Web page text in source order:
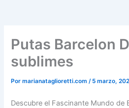
Putas Barcelon
sublimes
Pormarianataglioretti.com/ 5 marzo,
Descubre el Fascinante Mundo de